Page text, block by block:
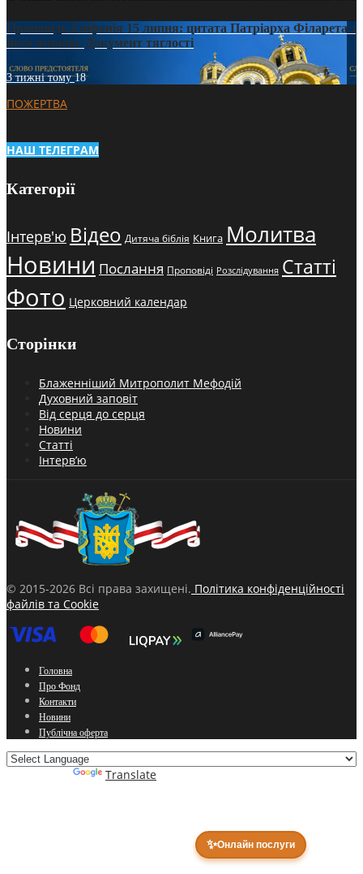
✨Онлайн послуги
Проповідь Епіфанія 15 липня: цитата Патріарха Філарета з
його амвона. Документ тяглості
3 тижні тому18
ПОЖЕРТВА
НАШ ТЕЛЕГРАМ
Категорії
Інтерв'ю Відео Дитяча біблія Книга Молитва
Новини Послання Проповіді Розслідування Статті
Фото Церковний календар
Сторінки
Блаженніший Митрополит Мефодій
Духовний заповіт
Від серця до серця
Новини
Статті
Інтерв’ю
© 2015-2026 Всі права захищені. Політика конфіденційності
файлів та Cookie
Головна
Про Фонд
Контакти
Новини
Публічна оферта
Translate